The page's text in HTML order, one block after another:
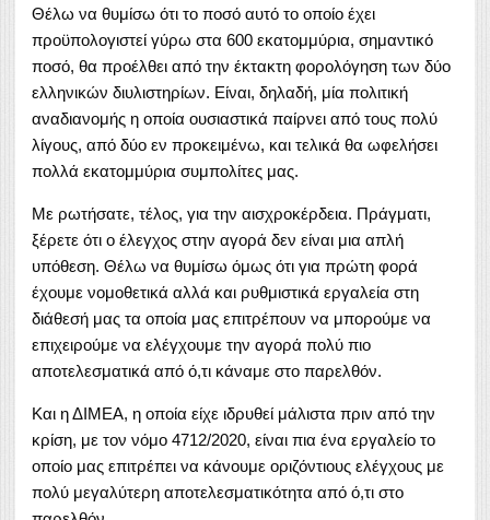
Θέλω να θυμίσω ότι το ποσό αυτό το οποίο έχει
προϋπολογιστεί γύρω στα 600 εκατομμύρια, σημαντικό
ποσό, θα προέλθει από την έκτακτη φορολόγηση των δύο
ελληνικών διυλιστηρίων. Είναι, δηλαδή, μία πολιτική
αναδιανομής η οποία ουσιαστικά παίρνει από τους πολύ
λίγους, από δύο εν προκειμένω, και τελικά θα ωφελήσει
πολλά εκατομμύρια συμπολίτες μας.
Με ρωτήσατε, τέλος, για την αισχροκέρδεια. Πράγματι,
ξέρετε ότι ο έλεγχος στην αγορά δεν είναι μια απλή
υπόθεση. Θέλω να θυμίσω όμως ότι για πρώτη φορά
έχουμε νομοθετικά αλλά και ρυθμιστικά εργαλεία στη
διάθεσή μας τα οποία μας επιτρέπουν να μπορούμε να
επιχειρούμε να ελέγχουμε την αγορά πολύ πιο
αποτελεσματικά από ό,τι κάναμε στο παρελθόν.
Και η ΔΙΜΕΑ, η οποία είχε ιδρυθεί μάλιστα πριν από την
κρίση, με τον νόμο 4712/2020, είναι πια ένα εργαλείο το
οποίο μας επιτρέπει να κάνουμε οριζόντιους ελέγχους με
πολύ μεγαλύτερη αποτελεσματικότητα από ό,τι στο